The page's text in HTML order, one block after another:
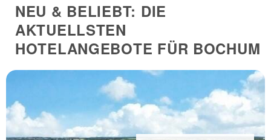
NEU & BELIEBT: DIE
AKTUELLSTEN
HOTELANGEBOTE FÜR BOCHUM